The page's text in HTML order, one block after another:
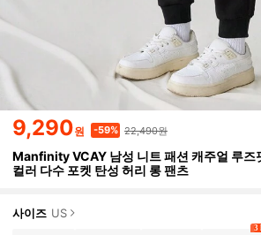
9,290원 -59% 22,490원
Manfinity VCAY 남성 니트 패션 캐주얼 루즈
컬러 다수 포켓 탄성 허리 롱 팬츠
사이즈 US
3